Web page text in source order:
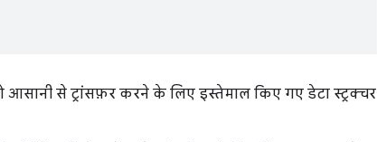
से ट्रांसफ़र करने के लिए इस्तेमाल किए गए डेटा स्ट्रक्चर